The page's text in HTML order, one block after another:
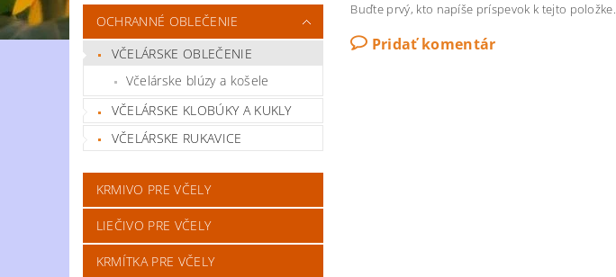
OCHRANNÉ OBLEČENIE
VČELÁRSKE OBLEČENIE
Včelárske blúzy a košele
VČELÁRSKE KLOBÚKY A KUKLY
VČELÁRSKE RUKAVICE
KRMIVO PRE VČELY
LIEČIVO PRE VČELY
KRMÍTKA PRE VČELY
Buďte prvý, kto napíše príspevok k tejto položke.
Pridať komentár